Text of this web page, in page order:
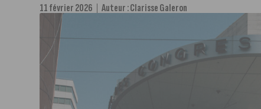
11 février 2026 Auteur :Clarisse Galeron